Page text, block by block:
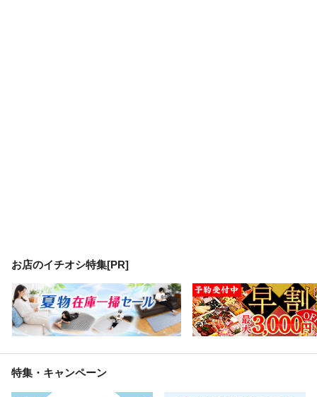
お店のイチオシ特集[PR]
特集・キャンペーン